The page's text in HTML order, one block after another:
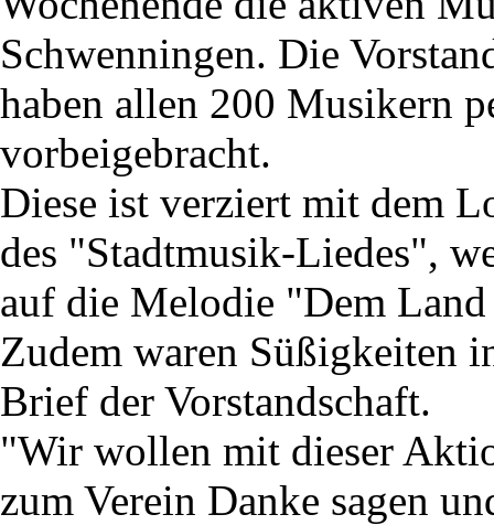
Schwenningen. Die
haben allen 200 Musikern
vorbeigebracht.
Diese ist verziert mit dem
des "Stadtmusik-Liedes",
auf die Melodie "Dem
Zudem waren Süßigkeiten
Brief der Vorstandschaft.
"Wir wollen mit dieser
zum Verein Danke sagen